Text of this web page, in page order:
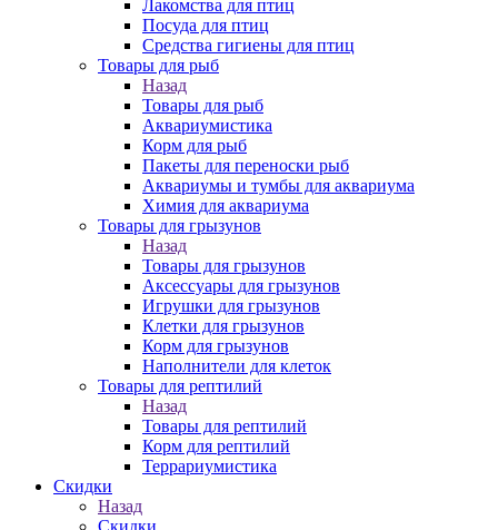
Лакомства для птиц
Посуда для птиц
Средства гигиены для птиц
Товары для рыб
Назад
Товары для рыб
Аквариумистика
Корм для рыб
Пакеты для переноски рыб
Аквариумы и тумбы для аквариума
Химия для аквариума
Товары для грызунов
Назад
Товары для грызунов
Аксессуары для грызунов
Игрушки для грызунов
Клетки для грызунов
Корм для грызунов
Наполнители для клеток
Товары для рептилий
Назад
Товары для рептилий
Корм для рептилий
Террариумистика
Скидки
Назад
Скидки